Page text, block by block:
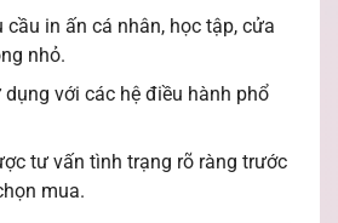
cầu in ấn cá nhân, học tập, cửa
nhỏ.
dụng với các hệ điều hành phổ
tư vấn tình trạng rõ ràng trước
mua.